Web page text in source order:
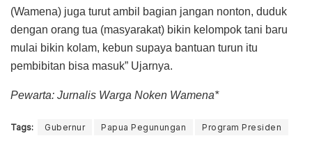
(Wamena) juga turut ambil bagian jangan nonton, duduk
dengan orang tua (masyarakat) bikin kelompok tani baru
mulai bikin kolam, kebun supaya bantuan turun itu
pembibitan bisa masuk” Ujarnya.
Pewarta: Jurnalis Warga Noken Wamena*
Tags: Gubernur Papua Pegunungan Program Presiden